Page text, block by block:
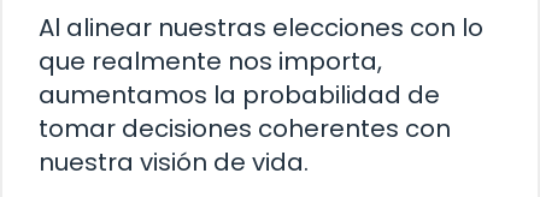
Al alinear nuestras elecciones con lo
que realmente nos importa,
aumentamos la probabilidad de
tomar decisiones coherentes con
nuestra visión de vida.